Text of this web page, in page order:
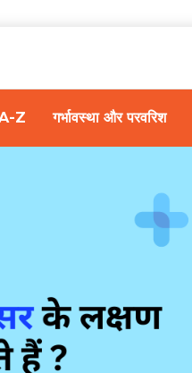
A-Z गर्भावस्था और परवरिश